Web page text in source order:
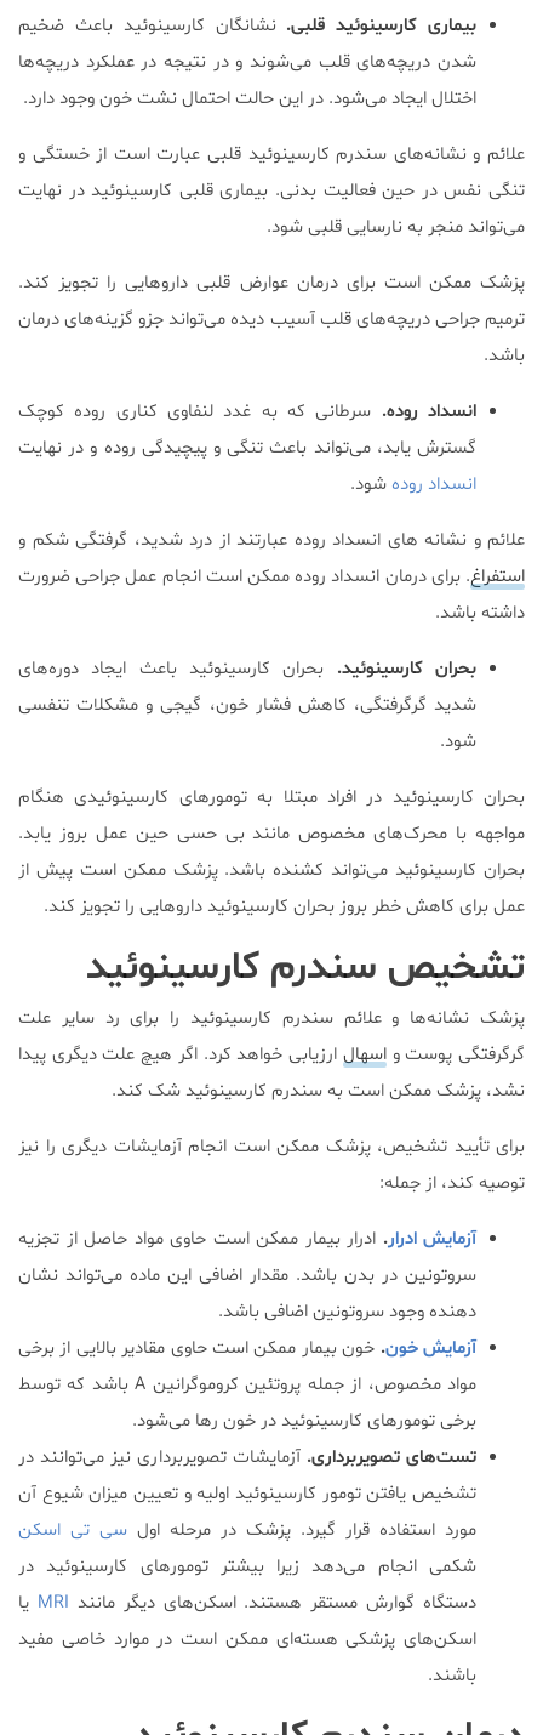
بیماری کارسینوئید قلبی. نشانگان کارسینوئید باعث ضخیم
شدن دریچه‌های قلب می‌شوند و در نتیجه در عملکرد دریچه‌ها
اختلال ایجاد می‌شود. در این حالت احتمال نشت خون وجود دارد.
علائم و نشانه‌های سندرم کارسینوئید قلبی عبارت است از خستگی و
تنگی نفس در حین فعالیت بدنی. بیماری قلبی کارسینوئید در نهایت
می‌تواند منجر به نارسایی قلبی شود.
پزشک ممکن است برای درمان عوارض قلبی داروهایی را تجویز کند.
ترمیم جراحی دریچه‌های قلب آسیب دیده می‌تواند جزو گزینه‌های درمان
باشد.
انسداد روده. سرطانی که به غدد لنفاوی کناری روده کوچک
گسترش یابد، می‌تواند باعث تنگی و پیچیدگی روده و در نهایت
انسداد روده شود.
علائم و نشانه های انسداد روده عبارتند از درد شدید، گرفتگی شکم و
استفراغ. برای درمان انسداد روده ممکن است انجام عمل جراحی ضرورت
داشته باشد.
بحران کارسینوئید. بحران کارسینوئید باعث ایجاد دوره‌های
شدید گرگرفتگی، کاهش فشار خون، گیجی و مشکلات تنفسی
شود.
بحران کارسینوئید در افراد مبتلا به تومورهای کارسینوئیدی هنگام
مواجهه با محرک‌های مخصوص مانند بی حسی حین عمل بروز یابد.
بحران کارسینوئید می‌تواند کشنده باشد. پزشک ممکن است پیش از
عمل برای کاهش خطر بروز بحران کارسینوئید داروهایی را تجویز کند.
تشخیص سندرم کارسینوئید
پزشک نشانه‌ها و علائم سندرم کارسینوئید را برای رد سایر علت
گرگرفتگی پوست واسهال ارزیابی خواهد کرد. اگر هیچ علت دیگری پیدا
نشد، پزشک ممکن است به سندرم کارسینوئید شک کند.
برای تأیید تشخیص، پزشک ممکن است انجام آزمایشات دیگری را نیز
توصیه کند، از جمله:
آزمایش ادرار. ادرار بیمار ممکن است حاوی مواد حاصل از تجزیه
سروتونین در بدن باشد. مقدار اضافی این ماده می‌تواند نشان
دهنده وجود سروتونین اضافی باشد.
آزمایش خون. خون بیمار ممکن است حاوی مقادیر بالایی از برخی
مواد مخصوص، از جمله پروتئین کروموگرانین A باشد که توسط
برخی تومورهای کارسینوئید در خون رها می‌شود.
تست‌های تصویربرداری. آزمایشات تصویربرداری نیز می‌توانند در
تشخیص یافتن تومور کارسینوئید اولیه و تعیین میزان شیوع آن
مورد استفاده قرار گیرد. پزشک در مرحله اول سی تی اسکن
شکمی انجام می‌دهد زیرا بیشتر تومورهای کارسینوئید در
دستگاه گوارش مستقر هستند. اسکن‌های دیگر مانند MRI یا
اسکن‌های پزشکی هسته‌ای ممکن است در موارد خاصی مفید
باشند.